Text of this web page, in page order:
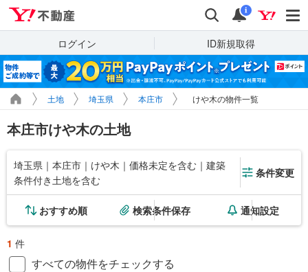
検索 通知
i
ログイン ID新規取得
土地 埼玉県 本庄市 けや木の物件一覧
本庄市けや木の土地
埼玉県｜本庄市｜けや木｜価格未定を含む｜建築
条件付き土地を含む
条件変更
おすすめ順 検索条件保存 通知設定
1 件
すべての物件をチェックする